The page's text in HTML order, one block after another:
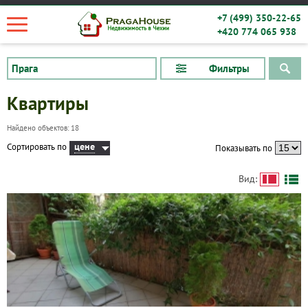
+7 (499) 350-22-65
+420 774 065 938
Фильтры
Дома
Новостройки
Коммерческие объекты
Город:
Квартиры
Найдено объектов: 18
Сортировать по цене Показывать по
Вид: